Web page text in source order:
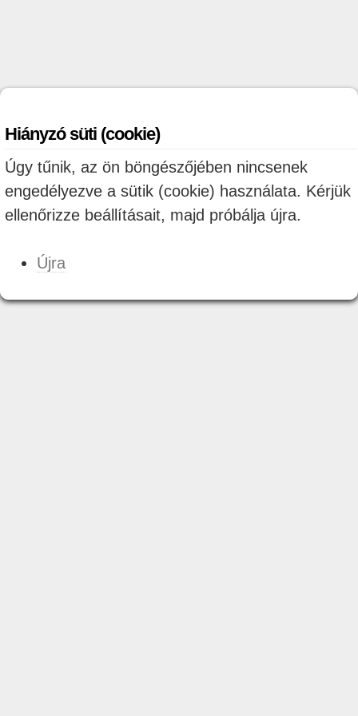
Hiányzó süti (cookie)
Úgy tűnik, az ön böngészőjében nincsenek
engedélyezve a sütik (cookie) használata. Kérjük
ellenőrizze beállításait, majd próbálja újra.
Újra